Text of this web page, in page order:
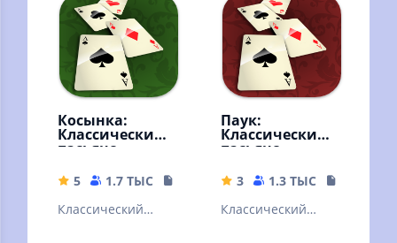
компьютером или
онлайн.
Косынка:
Классический
пасьянс
5 1.7 ТЫС
20.14 MB
Классический
Паук:
Классический
пасьянс
3 1.3 ТЫС
Классический